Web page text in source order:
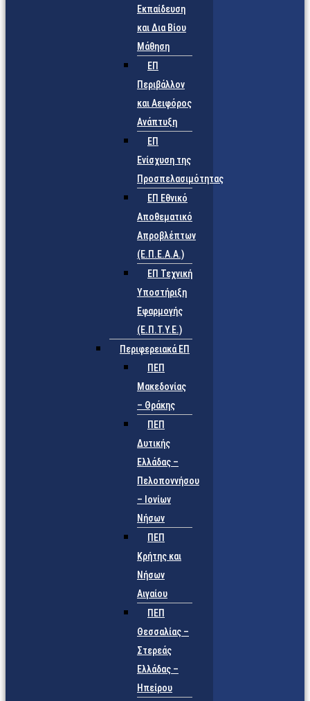
Εκπαίδευση
και Δια Βίου
Μάθηση
ΕΠ
Περιβάλλον
και Αειφόρος
Ανάπτυξη
ΕΠ
Ενίσχυση της
Προσπελασιμότητας
ΕΠ Εθνικό
Αποθεματικό
Απροβλέπτων
(Ε.Π.Ε.Α.Α.)
ΕΠ Τεχνική
Υποστήριξη
Εφαρμογής
(Ε.Π.Τ.Υ.Ε.)
Περιφερειακά ΕΠ
ΠΕΠ
Μακεδονίας
– Θράκης
ΠΕΠ
Δυτικής
Ελλάδας –
Πελοποννήσου
– Ιονίων
Νήσων
ΠΕΠ
Κρήτης και
Νήσων
Αιγαίου
ΠΕΠ
Θεσσαλίας –
Στερεάς
Ελλάδας –
Ηπείρου